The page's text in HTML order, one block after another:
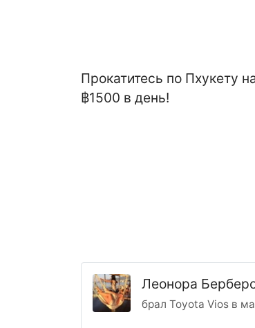
Прокатитесь по Пхукету
฿1500 в день!
Леонора
брал Toyota Vios в